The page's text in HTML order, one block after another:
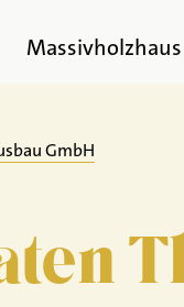
Massivholzhaus
GmbH